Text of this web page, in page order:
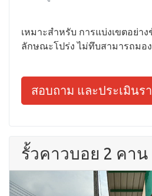
เหมาะสำหรับ การแบ่งเขตอย่า
ลักษณะโปร่ง ไม่ทึบสามารถมอ
สอบถาม และประเมินร
รั้วคาวบอย 2 คา